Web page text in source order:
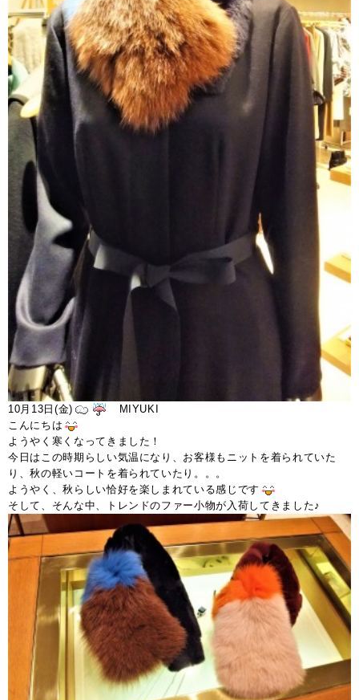
10月13日(金)
MIYUKI
こんにちは
ようやく寒くなってきました！
今日はこの時期らしい気温になり、お客様もニットを着られていた
り、秋の軽いコートを着られていたり。。。
ようやく、秋らしい恰好を楽しまれている感じです
そして、そんな中、トレンドのファー小物が入荷してきました♪